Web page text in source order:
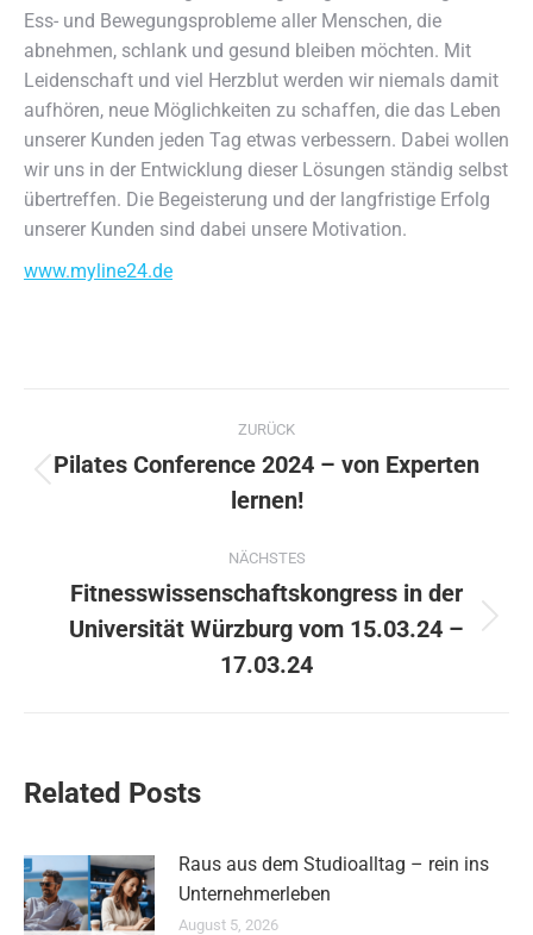
Ess- und Bewegungsprobleme aller Menschen, die
abnehmen, schlank und gesund bleiben möchten. Mit
Leidenschaft und viel Herzblut werden wir niemals damit
aufhören, neue Möglichkeiten zu schaffen, die das Leben
unserer Kunden jeden Tag etwas verbessern. Dabei wollen
wir uns in der Entwicklung dieser Lösungen ständig selbst
übertreffen. Die Begeisterung und der langfristige Erfolg
unserer Kunden sind dabei unsere Motivation.
www.myline24.de
Kommentarnavigation
ZURÜCK
Beitrag:
Pilates Conference 2024 – von Experten
lernen!
NÄCHSTES
Nächster
Beitrag:
Fitnesswissenschaftskongress in der
Universität Würzburg vom 15.03.24 –
17.03.24
Related Posts
Raus aus dem Studioalltag – rein ins
Unternehmerleben
August 5, 2026